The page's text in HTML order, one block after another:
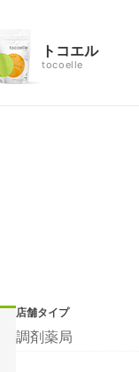
トコエル
tocoelle
店舗タイプ
調剤薬局